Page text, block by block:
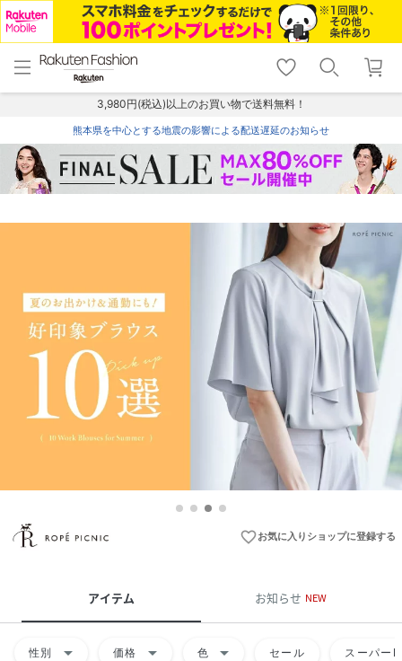
menu home
トップ
shopping_cart lock_outline
ログイン
3,980円(税込)以上のお買い物で送料無料！
熊本県を中心とする地震の影響による配送遅延のお知らせ
favorite_borderお気に入りショップに登録する
アイテム お知らせ NEW
性別 arrow_drop_down 価格 arrow_drop_down 色 arrow_drop_down セール スーパー